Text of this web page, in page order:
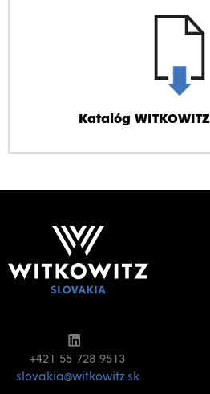
Katalóg
+421 55 728 9513
slovakia@witkowitz.sk